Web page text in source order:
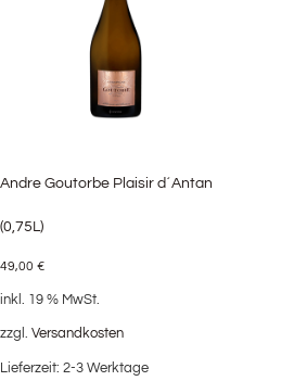
Andre Goutorbe Plaisir d´Antan
(0,75L)
49,00 €
inkl. 19 % MwSt.
zzgl. Versandkosten
Lieferzeit: 2-3 Werktage